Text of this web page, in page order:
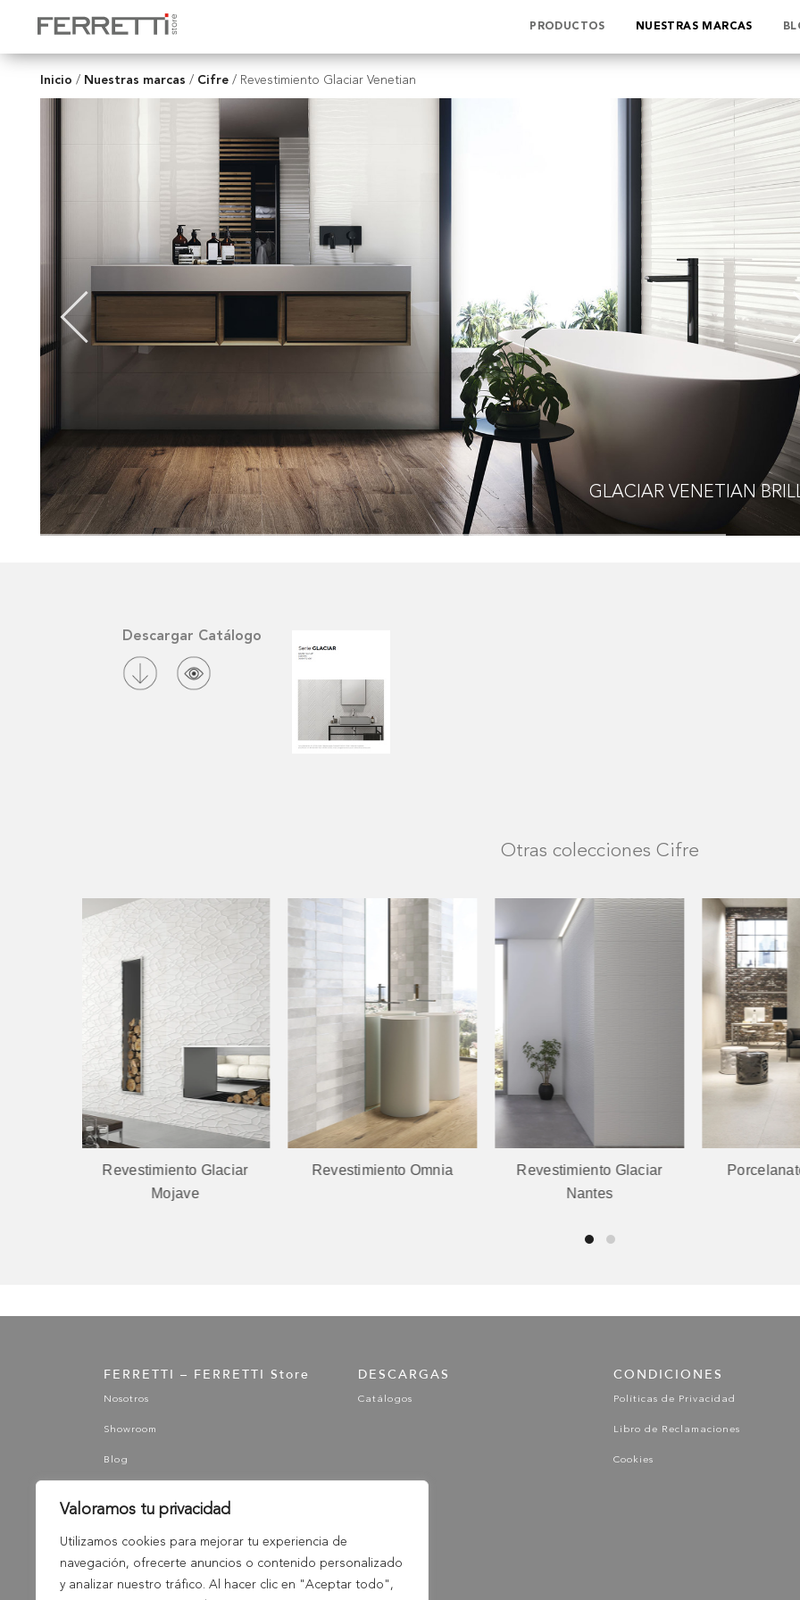
Valoramos tu privacidad
Utilizamos cookies para mejorar tu experiencia de
navegación, ofrecerte anuncios o contenido personalizado
y analizar nuestro tráfico. Al hacer clic en "Aceptar todo",
PRODUCTOS NUESTRAS MARCAS
Inicio / Nuestras marcas / Cifre / Revestimiento Glaciar Venetian
GLACIARVENETIAN
Descargar Catálogo
Otras colecciones Cifre
Revestimiento Omnia
Revestimiento Glaciar
Porcelanato Contract
FERRETTI – FERRETTI Store
Nosotros
Showroom
Blog
DESCARGAS
Catálogos
CONDICIONES
Políticas de Privacidad
Libro de Reclamaciones
Cookies